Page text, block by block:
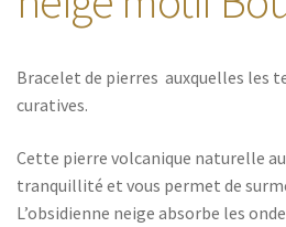
Bracelet de pierres auxquelles les
curatives.
Cette pierre volcanique naturelle
tranquillité et vous permet de
L’obsidienne neige absorbe les